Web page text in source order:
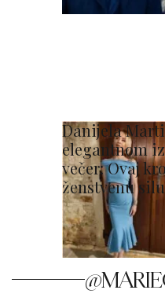
Danijela
elegantnom
večer: Ovaj
ženstvenu